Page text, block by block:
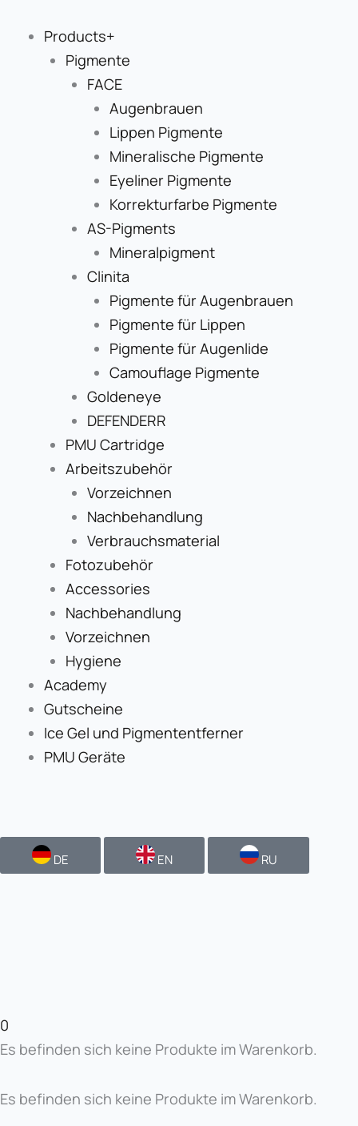
Inhalt
springen
Products+
Pigmente
FACE
Augenbrauen
Lippen Pigmente
Mineralische Pigmente
Eyeliner Pigmente
Korrekturfarbe Pigmente
AS-Pigments
Mineralpigment
Clinita
Pigmente für Augenbrauen
Pigmente für Lippen
Pigmente für Augenlide
Camouflage Pigmente
Goldeneye
DEFENDERR
PMU Cartridge
Arbeitszubehör
Vorzeichnen
Nachbehandlung
Verbrauchsmaterial
Fotozubehör
Accessories
Nachbehandlung
Vorzeichnen
Hygiene
Academy
Gutscheine
Ice Gel und Pigmententferner
PMU Geräte
DE EN RU
0
Es befinden sich keine Produkte im Warenkorb.
Es befinden sich keine Produkte im Warenkorb.